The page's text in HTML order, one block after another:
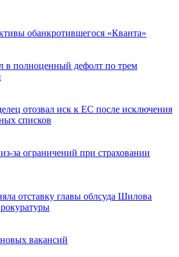
обанкротившегося «Кванта»
в полноценный дефолт по трем
отозвал иск к ЕС после исключения
списков
за ограничений при страховании
отставку главы облсуда Шилова
вакансий